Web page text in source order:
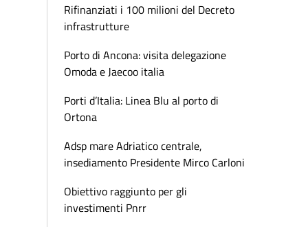
Rifinanziati i 100 milioni del Decreto
infrastrutture
Porto di Ancona: visita delegazione
Omoda e Jaecoo italia
Porti d’Italia: Linea Blu al porto di
Ortona
Adsp mare Adriatico centrale,
insediamento Presidente Mirco Carloni
Obiettivo raggiunto per gli
investimenti Pnrr